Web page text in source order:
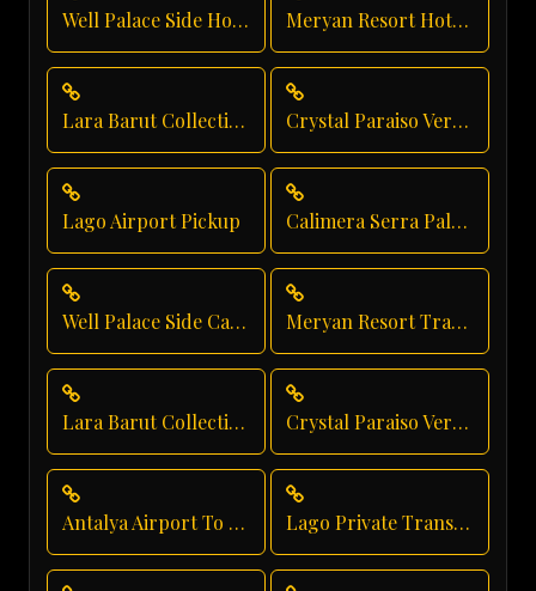
Well Palace Side Hotel Transfer Meryan Resort Hotel Transfer
Lara Barut Collection Private Transfer Crystal Paraiso Verde Airport Transfer
Lago Airport Pickup Calimera Serra Palace Hotel Transfer
Well Palace Side Car Rental Meryan Resort Transportation
Lara Barut Collection Taxi Service Crystal Paraiso Verde Group Transfer
Antalya Airport To Crystal Paraiso Verde Resort Lago Private Transfer